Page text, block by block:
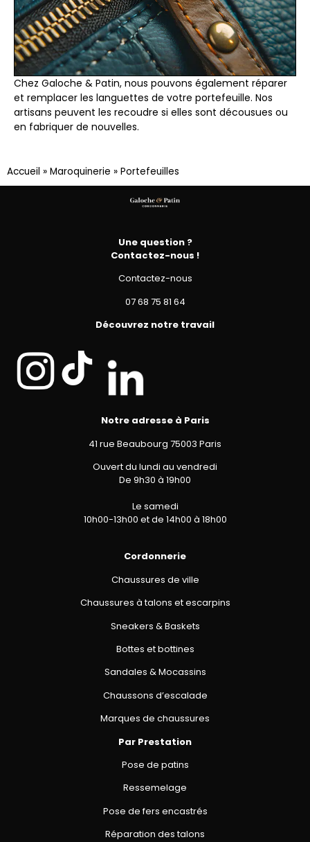
Chez Galoche & Patin, nous pouvons également réparer
et remplacer les languettes de votre portefeuille. Nos
artisans peuvent les recoudre si elles sont décousues ou
en fabriquer de nouvelles.
Accueil » Maroquinerie » Portefeuilles
Une question ?
Contactez-nous !
Contactez-nous
07 68 75 81 64
Découvrez notre travail
Notre adresse à Paris
41 rue Beaubourg 75003 Paris
Ouvert du lundi au vendredi
De 9h30 à 19h00
Le samedi
10h00-13h00 et de 14h00 à 18h00
Cordonnerie
Chaussures de ville
Chaussures à talons et escarpins
Sneakers & Baskets
Bottes et bottines
Sandales & Mocassins
Chaussons d’escalade
Marques de chaussures
Par Prestation
Pose de patins
Ressemelage
Pose de fers encastrés
Réparation des talons